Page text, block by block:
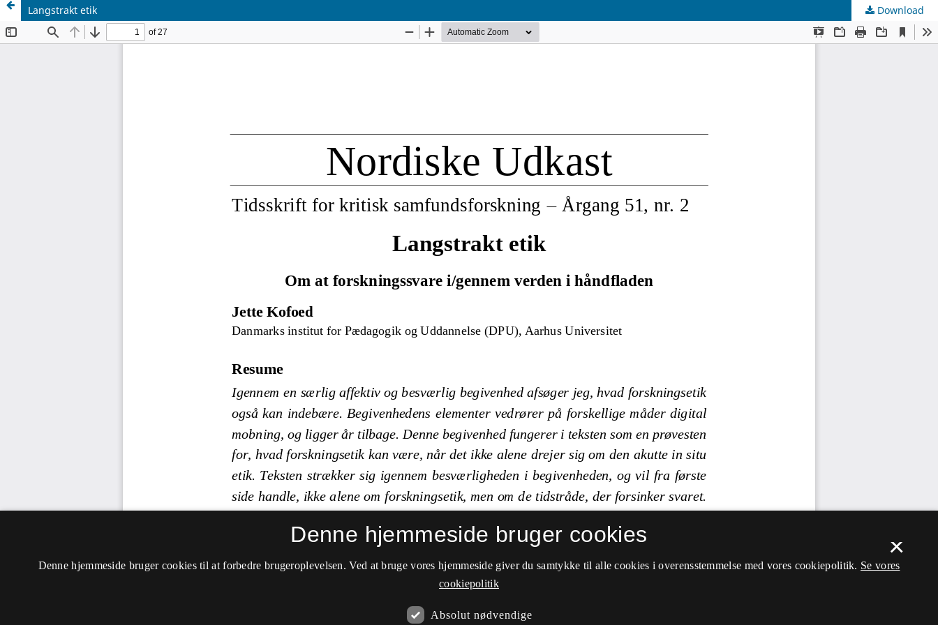
Langstrakt etik Download
×
Denne hjemmeside bruger cookies
Denne hjemmeside bruger cookies til at forbedre brugeroplevelsen. Ved at bruge vores hjemmeside giver du samtykke til alle cookies i overensstemmelse med vores cookiepolitik. Se vores
cookiepolitik
Absolut nødvendige